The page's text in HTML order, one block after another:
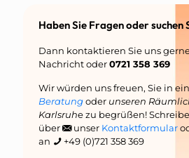
Haben Sie Fragen oder suchen
Dann kontaktieren Sie uns
Nachricht oder0721 358 369
Wir würden uns freuen, Sie in
Beratungoder unseren
Karlsruhe zu begrüßen!
über
unser Kontaktformular
an
+49 (0)721 358 369